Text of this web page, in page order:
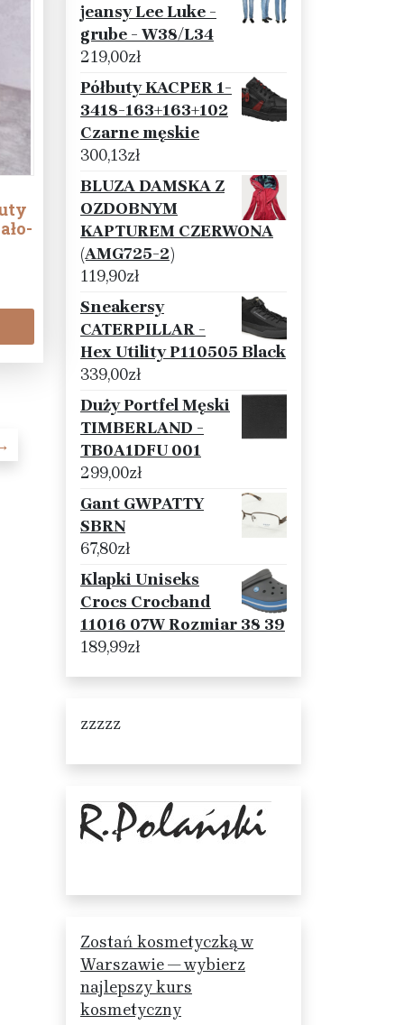
jeansy Lee Luke -
grube - W38/L34
219,00zł
Półbuty KACPER 1-
3418-163+163+102
Czarne męskie
300,13zł
BLUZA DAMSKA Z
OZDOBNYM
KAPTUREM CZERWONA
(AMG725-2)
119,90zł
Sneakersy
CATERPILLAR -
Hex Utility P110505 Black
339,00zł
Duży Portfel Męski
TIMBERLAND -
TB0A1DFU 001
299,00zł
Gant GWPATTY
SBRN
67,80zł
Klapki Uniseks
Crocs Crocband
11016 07W Rozmiar 38 39
189,99zł
zzzzz
Zostań kosmetyczką w
Warszawie — wybierz
najlepszy kurs
kosmetyczny